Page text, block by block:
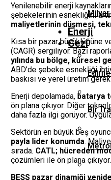
Milyar
Enerji
Gezi
Bir
Yenilenebilir enerji
şebekelerinin esnekliğini
maliyetlerinin düşmesi,
Kısa bir pazar büyüklüğüne
(CAGR) sergiliyor. Bazı
yılında bu bölge, küresel
ABD’de şebeke esnekliği
baskısı ve yerel üretim
Enerji depolamada, batarya
ön plana çıkıyor. Diğer
daha fazla ilgi görüyor.
Sektörün en büyük beş
payla lider konumda.
sırada. CATL; hücreden
çözümleri ile ön plana çıkıyor.
BESS pazar dinamiği